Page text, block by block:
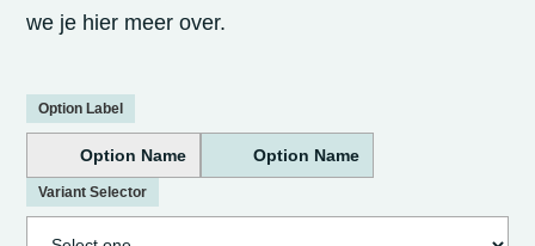
we je hier meer over.
Option Label
Option Name Option Name
Variant Selector